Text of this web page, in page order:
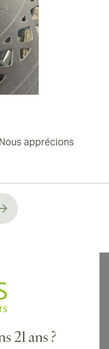
apprécions
currently reading page
21 ans ?
Canada, le Royaume-Uni